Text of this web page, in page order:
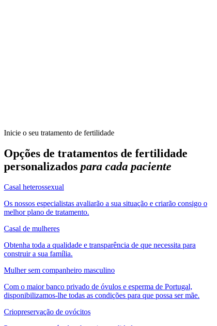
Inicie o seu tratamento de fertilidade
Opções de tratamentos de fertilidade
personalizados para cada paciente
Casal heterossexual
Os nossos especialistas avaliarão a sua situação e criarão consigo o
melhor plano de tratamento.
Casal de mulheres
Obtenha toda a qualidade e transparência de que necessita para
construir a sua família.
Mulher sem companheiro masculino
Com o maior banco privado de óvulos e esperma de Portugal,
disponibilizamos-lhe todas as condições para que possa ser mãe.
Criopreservação de ovócitos